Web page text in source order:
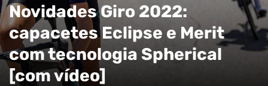
Novidades Giro 2022:
capacetes Eclipse e Merit
com tecnologia Spherical
[com vídeo]